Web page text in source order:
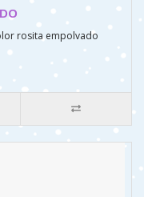
rosita empolvado